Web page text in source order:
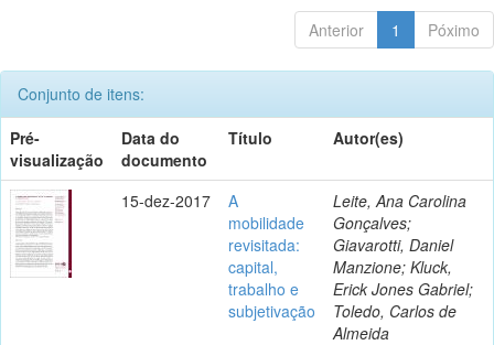
Anterior 1 Póximo
Conjunto de itens:
Pré-
visualização
Data do
documento
Título Autor(es)
15-dez-2017
A
mobilidade
revisitada:
capital,
trabalho e
subjetivação
Leite, Ana Carolina
Gonçalves;
Giavarotti, Daniel
Manzione; Kluck,
Erick Jones Gabriel;
Toledo, Carlos de
Almeida